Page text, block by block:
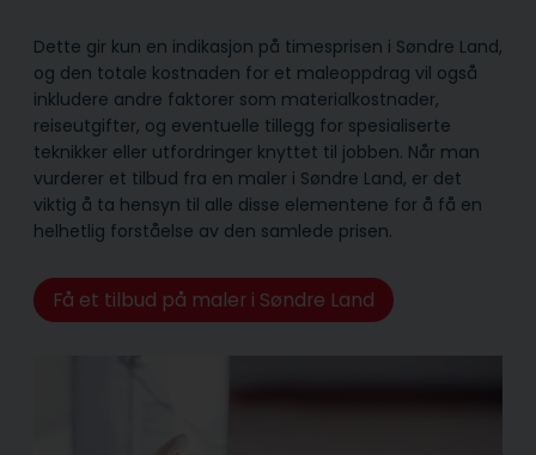
Dette gir kun en indikasjon på timesprisen i Søndre Land,
og den totale kostnaden for et maleoppdrag vil også
inkludere andre faktorer som materialkostnader,
reiseutgifter, og eventuelle tillegg for spesialiserte
teknikker eller utfordringer knyttet til jobben. Når man
vurderer et tilbud fra en maler i Søndre Land, er det
viktig å ta hensyn til alle disse elementene for å få en
helhetlig forståelse av den samlede prisen.
Få et tilbud på maler i Søndre Land